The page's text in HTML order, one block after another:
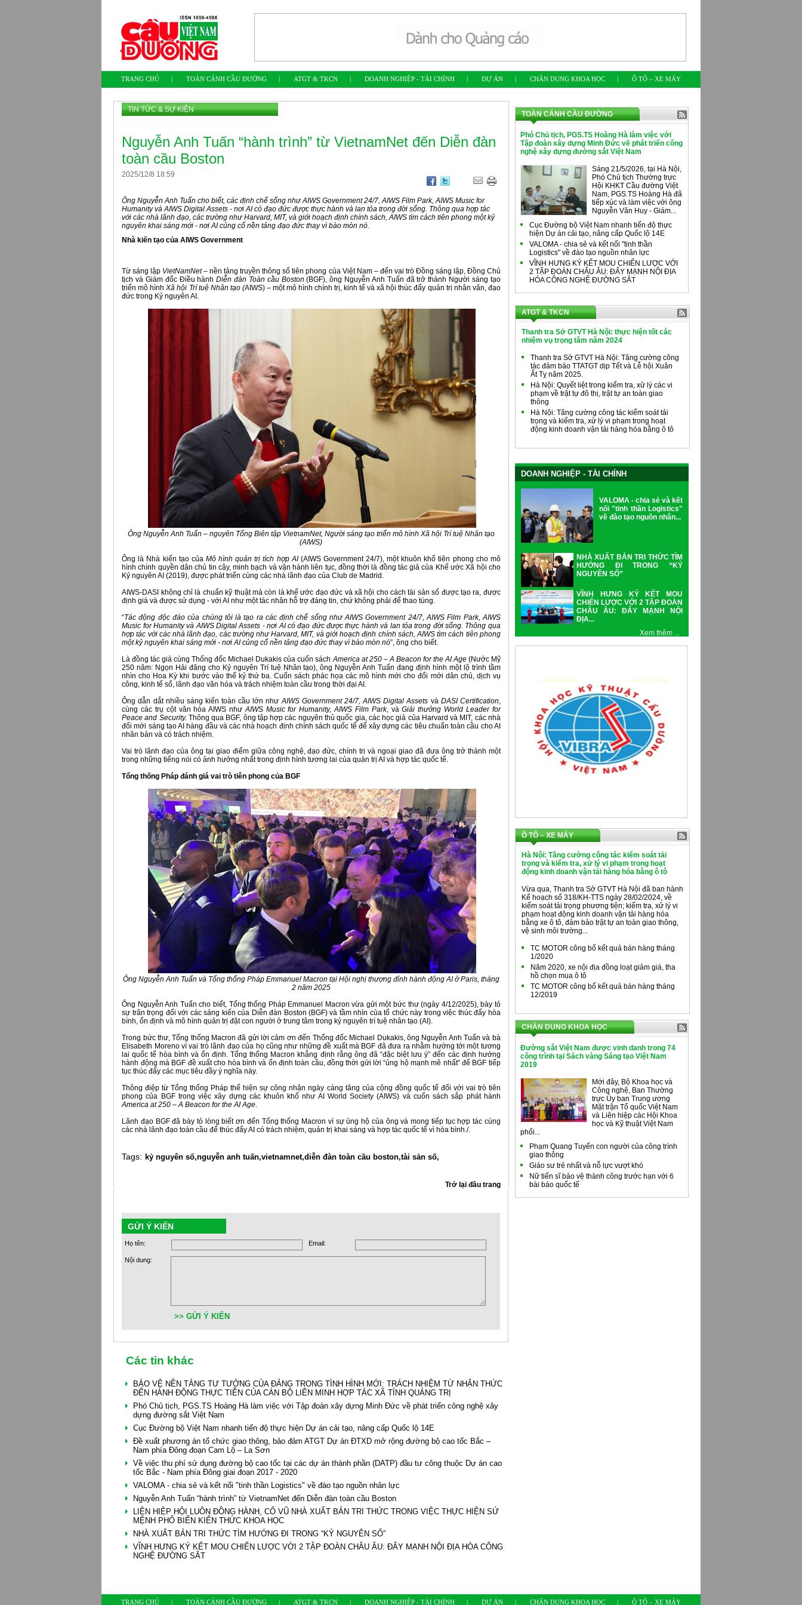
TRANG CHỦ | TOÀN CẢNH CẦU ĐƯỜNG | ATGT & TKCN | DOANH NGHIỆP - TÀI CHÍNH | DỰ ÁN | CHÂN DUNG KHOA HỌC | Ô TÔ – XE MÁY
TIN TỨC & SỰ KIỆN
Nguyễn Anh Tuấn “hành trình” từ VietnamNet đến Diễn đàn
toàn cầu Boston
2025/12/8 18:59
Ông Nguyễn Anh Tuấn cho biết, các định chế sống như AIWS Government 24/7, AIWS Film Park, AIWS Music for
Humanity và AIWS Digital Assets - nơi AI có đạo đức được thực hành và lan tỏa trong đời sống. Thông qua hợp tác
với các nhà lãnh đạo, các trường như Harvard, MIT, và giới hoạch định chính sách, AIWS tìm cách tiên phong một kỷ
nguyên khai sáng mới - nơi AI củng cố nền tảng đạo đức thay vì bào mòn nó.
Nhà kiến tạo của AIWS Government
Từ sáng lập VietNamNet– nền tảng truyền thông số tiên phong của Việt Nam – đến vai trò Đồng sáng lập, Đồng Chủ
tịch và Giám đốc Điều hànhDiễn đàn Toàn cầu Boston(BGF), ông Nguyễn Anh Tuấn đã trở thành Người sáng tạo
triển mô hìnhXã hội Trí tuệ Nhân tạo (AIWS) – một mô hình chính trị, kinh tế và xã hội thúc đẩy quản trị nhân văn, đạo
đức trong Kỷ nguyên AI.
Ông Nguyễn Anh Tuấn – nguyên Tổng Biên tập VietnamNet, Người sáng tạo triển mô hình Xã hội Trí tuệ Nhân tạo
(AIWS)
Ông là Nhà kiến tạo của Mô hình quản trị tích hợp AI(AIWS Government 24/7), một khuôn khổ tiên phong cho mô
hình chính quyền dân chủ tin cậy, minh bạch và vận hành liên tục, đồng thời là đồng tác giả của Khế ước Xã hội cho
Kỷ nguyên AI (2019), được phát triển cùng các nhà lãnh đạo của Club de Madrid.
AIWS-DASI không chỉ là chuẩn kỹ thuật mà còn là khế ước đạo đức và xã hội cho cách tài sản số được tạo ra, được
định giá và được sử dụng - với AI như một tác nhân hỗ trợ đáng tin, chứ không phải để thao túng.
“Tác động độc đáo của chúng tôi là tạo ra các định chế sống như AIWS Government 24/7, AIWS Film Park, AIWS
Music for Humanity và AIWS Digital Assets - nơi AI có đạo đức được thực hành và lan tỏa trong đời sống. Thông qua
hợp tác với các nhà lãnh đạo, các trường như Harvard, MIT, và giới hoạch định chính sách, AIWS tìm cách tiên phong
một kỷ nguyên khai sáng mới - nơi AI củng cố nền tảng đạo đức thay vì bào mòn nó”, ông cho biết.
Là đồng tác giả cùng Thống đốc Michael Dukakis của cuốn sáchAmerica at 250 – A Beacon for the AI Age(Nước Mỹ
250 năm: Ngọn Hải đăng cho Kỷ nguyên Trí tuệ Nhân tạo), ông Nguyễn Anh Tuấn đang định hình một lộ trình tầm
nhìn cho Hoa Kỳ khi bước vào thế kỷ thứ ba. Cuốn sách phác họa các mô hình mới cho đổi mới dân chủ, dịch vụ
công, kinh tế số, lãnh đạo văn hóa và trách nhiệm toàn cầu trong thời đại AI.
Ông dẫn dắt nhiều sáng kiến toàn cầu lớn nhưAIWS Government 24/7, AIWS Digital Assets và DASI Certification,
cùng các trụ cột văn hóa AIWS nhưAIWS Music for Humanity, AIWS Film Park, vàGiải thưởng World Leader for
Peace and Security. Thông qua BGF, ông tập hợp các nguyên thủ quốc gia, các học giả của Harvard và MIT, các nhà
đổi mới sáng tạo AI hàng đầu và các nhà hoạch định chính sách quốc tế để xây dựng các tiêu chuẩn toàn cầu cho AI
nhân bản và có trách nhiệm.
Vai trò lãnh đạo của ông tại giao điểm giữa công nghệ, đạo đức, chính trị và ngoại giao đã đưa ông trở thành một
trong những tiếng nói có ảnh hưởng nhất trong định hình tương lai của quản trị AI và hợp tác quốc tế.
Tổng thống Pháp đánh giá vai trò tiên phong của BGF
Ông Nguyễn Anh Tuấn và Tổng thống Pháp Emmanuel Macron tại Hội nghị thượng đỉnh hành động AI ở Paris, tháng
2 năm 2025
Ông Nguyễn Anh Tuấn cho biết, Tổng thống Pháp Emmanuel Macron vừa gửi một bức thư (ngày 4/12/2025), bày tỏ
sự trân trọng đối với các sáng kiến của Diễn đàn Boston (BGF) và tầm nhìn của tổ chức này trong việc thúc đẩy hòa
bình, ổn định và mô hình quản trị đặt con người ở trung tâm trong kỷ nguyên trí tuệ nhân tạo (AI).
Trong bức thư, Tổng thống Macron đã gửi lời cảm ơn đến Thống đốc Michael Dukakis, ông Nguyễn Anh Tuấn và bà
Elisabeth Moreno vì vai trò lãnh đạo của họ cũng như những đề xuất mà BGF đã đưa ra nhằm hướng tới một tương
lai quốc tế hòa bình và ổn định. Tổng thống Macron khẳng định rằng ông đã “đặc biệt lưu ý” đến các định hướng
hành động mà BGF đề xuất cho hòa bình và ổn định toàn cầu, đồng thời gửi lời “ủng hộ mạnh mẽ nhất” để BGF tiếp
tục thúc đẩy các mục tiêu đầy ý nghĩa này.
Thông điệp từ Tổng thống Pháp thể hiện sự công nhận ngày càng tăng của cộng đồng quốc tế đối với vai trò tiên
phong của BGF trong việc xây dựng các khuôn khổ như AI World Society (AIWS) và cuốn sách sắp phát hành
America at 250 – A Beacon for the AI Age.
Lãnh đạo BGF đã bày tỏ lòng biết ơn đến Tổng thống Macron vì sự ủng hộ của ông và mong tiếp tục hợp tác cùng
các nhà lãnh đạo toàn cầu để thúc đẩy AI có trách nhiệm, quản trị khai sáng và hợp tác quốc tế vì hòa bình./.
Tags: kỷ nguyên số,nguyễn anh tuấn,vietnamnet,diễn đàn toàn cầu boston,tài sản số,
Trở lại đầu trang
GỬI Ý KIẾN
Họ tên: Email:
Nội dung:
>> GỬI Ý KIẾN
Các tin khác
BẢO VỆ NỀN TẢNG TƯ TƯỞNG CỦA ĐẢNG TRONG TÌNH HÌNH MỚI: TRÁCH NHIỆM TỪ NHẬN THỨC
ĐẾN HÀNH ĐỘNG THỰC TIỄN CỦA CÁN BỘ LIÊN MINH HỢP TÁC XÃ TỈNH QUẢNG TRỊ
Phó Chủ tịch, PGS.TS Hoàng Hà làm việc với Tập đoàn xây dựng Minh Đức về phát triển công nghệ xây
dựng đường sắt Việt Nam
Cục Đường bộ Việt Nam nhanh tiến độ thực hiện Dự án cải tạo, nâng cấp Quốc lộ 14E
Đề xuất phương án tổ chức giao thông, bảo đảm ATGT Dự án ĐTXD mở rộng đường bộ cao tốc Bắc –
Nam phía Đông đoạn Cam Lộ – La Sơn
Về việc thu phí sử dụng đường bộ cao tốc tại các dự án thành phần (DATP) đầu tư công thuộc Dự án cao
tốc Bắc - Nam phía Đông giai đoạn 2017 - 2020
VALOMA - chia sẻ và kết nối "tinh thần Logistics" về đào tạo nguồn nhân lực
Nguyễn Anh Tuấn “hành trình” từ VietnamNet đến Diễn đàn toàn cầu Boston
LIÊN HIỆP HỘI LUÔN ĐỒNG HÀNH, CỔ VŨ NHÀ XUẤT BẢN TRI THỨC TRONG VIỆC THỰC HIỆN SỨ
MỆNH PHỔ BIẾN KIẾN THỨC KHOA HỌC
NHÀ XUẤT BẢN TRI THỨC TÌM HƯỚNG ĐI TRONG “KỶ NGUYÊN SỐ”
VĨNH HƯNG KÝ KẾT MOU CHIẾN LƯỢC VỚI 2 TẬP ĐOÀN CHÂU ÂU: ĐẨY MẠNH NỘI ĐỊA HÓA CÔNG
NGHỆ ĐƯỜNG SẮT
TOÀN CẢNH CẦU ĐƯỜNG
Phó Chủ tịch, PGS.TS Hoàng Hà làm việc với
Tập đoàn xây dựng Minh Đức về phát triển công
nghệ xây dựng đường sắt Việt Nam
Sáng 21/5/2026, tại Hà Nội,
Phó Chủ tịch Thường trực
Hội KHKT Cầu đường Việt
Nam, PGS.TS Hoàng Hà đã
tiếp xúc và làm việc với ông
Nguyễn Văn Huy - Giám...
Cục Đường bộ Việt Nam nhanh tiến độ thực
hiện Dự án cải tạo, nâng cấp Quốc lộ 14E
VALOMA - chia sẻ và kết nối "tinh thần
Logistics" về đào tạo nguồn nhân lực
VĨNH HƯNG KÝ KẾT MOU CHIẾN LƯỢC VỚI
2 TẬP ĐOÀN CHÂU ÂU: ĐẨY MẠNH NỘI ĐỊA
HÓA CÔNG NGHỆ ĐƯỜNG SẮT
ATGT & TKCN
Thanh tra Sở GTVT Hà Nội: thực hiện tốt các
nhiệm vụ trọng tâm năm 2024
Thanh tra Sở GTVT Hà Nội: Tăng cường công
tác đảm bảo TTATGT dịp Tết và Lễ hội Xuân
Ất Tỵ năm 2025.
Hà Nội: Quyết liệt trong kiểm tra, xử lý các vi
phạm về trật tự đô thị, trật tự an toàn giao
thông
Hà Nội: Tăng cường công tác kiểm soát tải
trọng và kiểm tra, xử lý vi phạm trong hoạt
động kinh doanh vận tải hàng hóa bằng ô tô
DOANH NGHIỆP - TÀI CHÍNH
VALOMA - chia sẻ và kết
nối "tinh thần Logistics"
về đào tạo nguồn nhân...
NHÀ XUẤT BẢN TRI THỨC TÌM
HƯỚNG ĐI TRONG “KỶ
NGUYÊN SỐ”
VĨNH HƯNG KÝ KẾT MOU
CHIẾN LƯỢC VỚI 2 TẬP ĐOÀN
CHÂU ÂU: ĐẨY MẠNH NỘI
ĐỊA...
Xem thêm ...
Ô TÔ – XE MÁY
Hà Nội: Tăng cường công tác kiểm soát tải
trọng và kiểm tra, xử lý vi phạm trong hoạt
động kinh doanh vận tải hàng hóa bằng ô tô
Vừa qua, Thanh tra Sở GTVT Hà Nội đã ban hành
Kế hoạch số 318/KH-TTS ngày 28/02/2024, về
kiểm soát tải trọng phương tiện; kiểm tra, xử lý vi
phạm hoạt động kinh doanh vận tải hàng hóa
bằng xe ô tô, đảm bảo trật tự an toàn giao thông,
vệ sinh môi trường...
TC MOTOR công bố kết quả bán hàng tháng
1/2020
Năm 2020, xe nội địa đồng loạt giảm giá, tha
hồ chọn mua ô tô
TC MOTOR công bố kết quả bán hàng tháng
12/2019
CHÂN DUNG KHOA HỌC
Đường sắt Việt Nam được vinh danh trong 74
công trình tại Sách vàng Sáng tạo Việt Nam
2019
Mới đây, Bộ Khoa học và
Công nghệ, Ban Thường
trực Ủy ban Trung ương
Mặt trận Tổ quốc Việt Nam
và Liên hiệp các Hội Khoa
học và Kỹ thuật Việt Nam
phối...
Phạm Quang Tuyến con người của công trình
giao thông
Giáo sư trẻ nhất và nỗ lực vượt khó
Nữ tiến sĩ bảo vệ thành công trước hạn với 6
bài báo quốc tế
TRANG CHỦ | TOÀN CẢNH CẦU ĐƯỜNG | ATGT & TKCN | DOANH NGHIỆP - TÀI CHÍNH | DỰ ÁN | CHÂN DUNG KHOA HỌC | Ô TÔ – XE MÁY